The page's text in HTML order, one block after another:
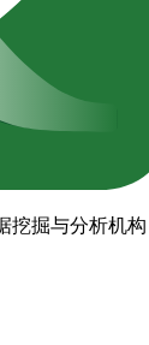
挖掘与分析机构